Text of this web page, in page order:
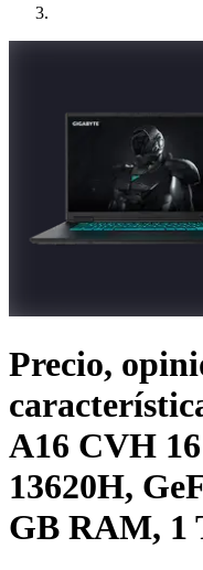
Precio,
A16 CVH
13620H,
GB RAM, 1